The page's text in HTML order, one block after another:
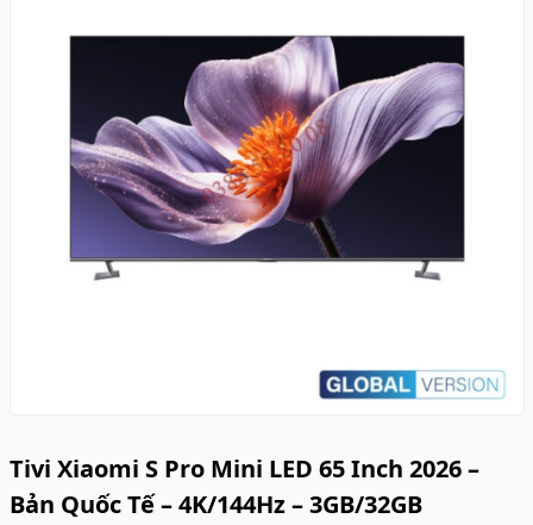
Tivi Xiaomi S Pro Mini LED 65 Inch 2026 –
Bản Quốc Tế – 4K/144Hz – 3GB/32GB